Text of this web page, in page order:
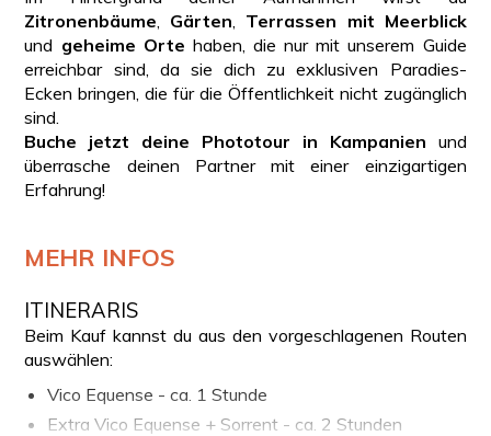
Zitronenbäume
Gärten
Terrassen mit Meerblick
und geheime Orte haben, die nur mit unserem Guide
erreichbar sind, da sie dich zu exklusiven Paradies-
Ecken bringen, die für die Öffentlichkeit nicht zugänglich
sind.
Buche jetzt deine Phototour in Kampanien und
überrasche deinen Partner mit einer einzigartigen
Erfahrung!
MEHR INFOS
ITINERARIS
Beim Kauf kannst du aus den vorgeschlagenen Routen
auswählen:
Vico Equense - ca. 1 Stunde
Extra Vico Equense + Sorrent - ca. 2 Stunden